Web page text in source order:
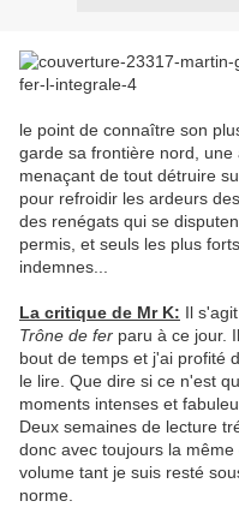
le point de connaître son
garde sa frontière nord, une
menaçant de tout détruire
pour refroidir les ardeurs
des renégats qui se
permis, et seuls les plus
indemnes...
La critique de Mr K: Il
Trône de fer paru à ce jour.
bout de temps et j'ai profité
le lire. Que dire si ce n'est
moments intenses et
Deux semaines de lecture
donc avec toujours la
volume tant je suis resté
norme.